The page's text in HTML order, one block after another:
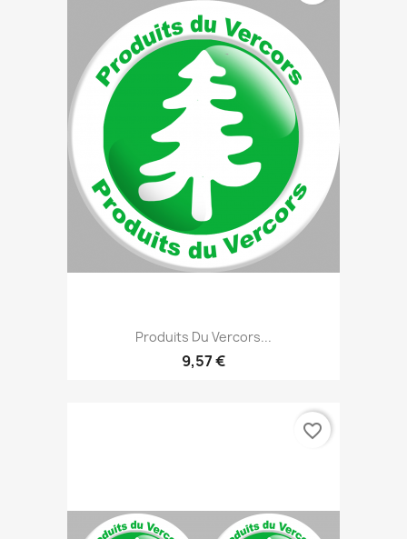
Produits Du Vercors...
9,57 €
favorite_border